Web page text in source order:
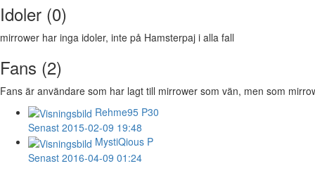
Idoler (0)
mirrower har inga idoler, inte på Hamsterpaj i alla fall
Fans (2)
Fans är användare som har lagt till mirrower som vän, men som
Rehme95 P30
Senast 2015-02-09 19:48
MystiQious P
Senast 2016-04-09 01:24